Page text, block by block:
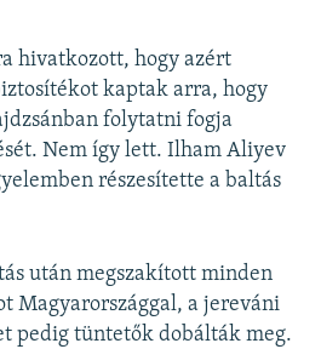
hivatkozott, hogy azért
kaptak arra, hogy
folytatni fogja
Nem így lett. Ilham Aliyev
részesítette a baltás
után megszakított minden
Magyarországgal, a jereváni
pedig tüntetők dobálták meg.